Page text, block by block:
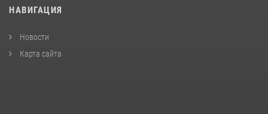
НАВИГАЦИЯ
Новости
Карта сайта